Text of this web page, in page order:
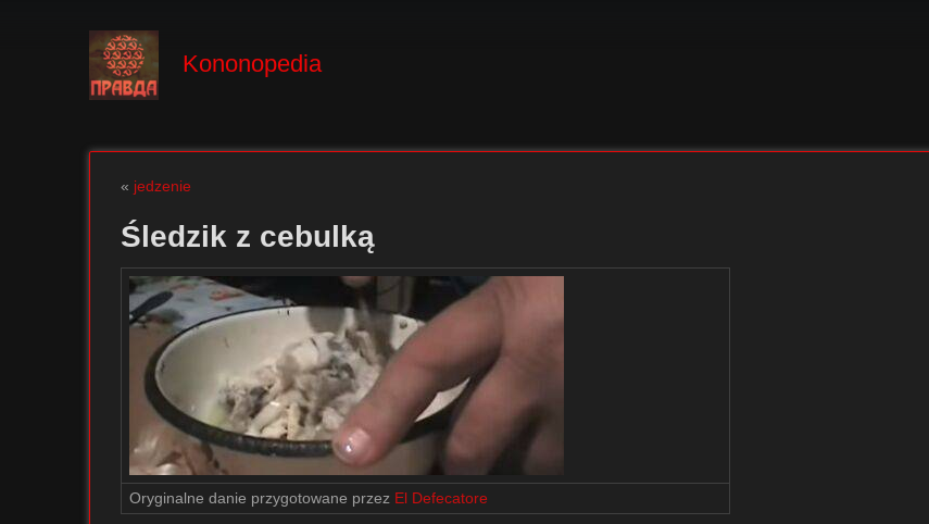
Kononopedia
« jedzenie
Śledzik z cebulką
Oryginalne danie przygotowane przez El Defecatore